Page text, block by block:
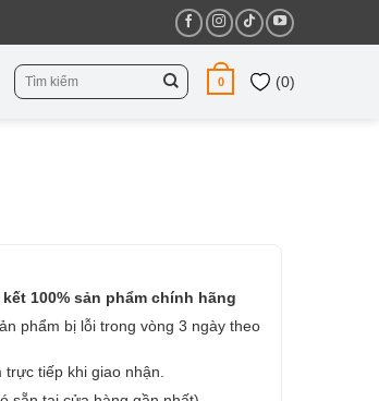
Tìm
kiếm:
0 (0)
kết 100% sản phẩm chính hãng
phẩm bị lỗi trong vòng 3 ngày theo
tiếp khi giao nhận.